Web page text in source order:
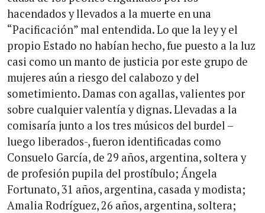
hacendados y llevados a la muerte en una
“Pacificación” mal entendida. Lo que la ley y el
propio Estado no habían hecho, fue puesto a la luz
casi como un manto de justicia por este grupo de
mujeres aún a riesgo del calabozo y del
sometimiento. Damas con agallas, valientes por
sobre cualquier valentía y dignas. Llevadas a la
comisaría junto a los tres músicos del burdel –
luego liberados-, fueron identificadas como
Consuelo García, de 29 años, argentina, soltera y
de profesión pupila del prostíbulo; Ángela
Fortunato, 31 años, argentina, casada y modista;
Amalia Rodríguez, 26 años, argentina, soltera;